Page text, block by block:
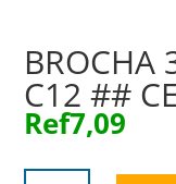
BROCHA
C12 ##
Ref7,09